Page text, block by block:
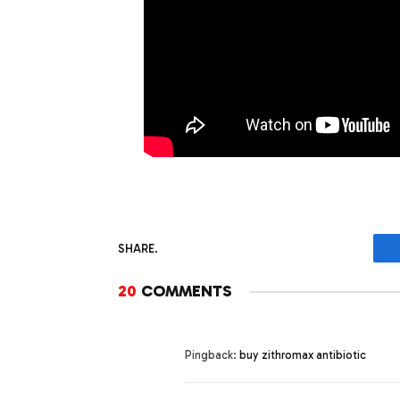
SHARE.
20 COMMENTS
Pingback: buy zithromax antibiotic